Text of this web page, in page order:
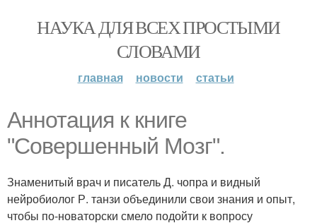
НАУКА ДЛЯ ВСЕХ ПРОСТЫМИ
СЛОВАМИ
главная новости статьи
Аннотация к книге
"Совершенный Мозг".
Знаменитый врач и писатель Д. чопра и видный
нейробиолог Р. танзи объединили свои знания и опыт,
чтобы по-новаторски смело подойти к вопросу